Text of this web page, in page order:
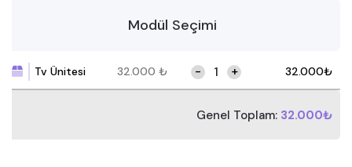
Modül Seçimi
Tv Ünitesi 32.000 ₺ - + 32.000₺
Genel Toplam: 32.000₺